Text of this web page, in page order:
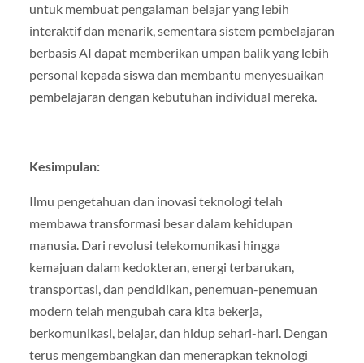
untuk membuat pengalaman belajar yang lebih
interaktif dan menarik, sementara sistem pembelajaran
berbasis AI dapat memberikan umpan balik yang lebih
personal kepada siswa dan membantu menyesuaikan
pembelajaran dengan kebutuhan individual mereka.
Kesimpulan:
Ilmu pengetahuan dan inovasi teknologi telah
membawa transformasi besar dalam kehidupan
manusia. Dari revolusi telekomunikasi hingga
kemajuan dalam kedokteran, energi terbarukan,
transportasi, dan pendidikan, penemuan-penemuan
modern telah mengubah cara kita bekerja,
berkomunikasi, belajar, dan hidup sehari-hari. Dengan
terus mengembangkan dan menerapkan teknologi